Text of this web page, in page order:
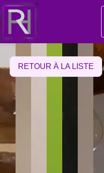
RETOUR À LA LISTE